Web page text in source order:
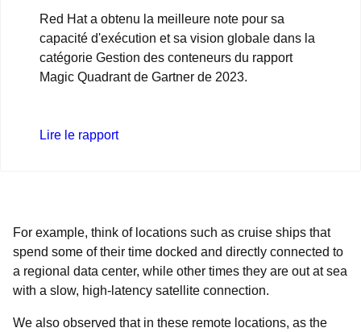
Red Hat a obtenu la meilleure note pour sa
capacité d'exécution et sa vision globale dans la
catégorie Gestion des conteneurs du rapport
Magic Quadrant de Gartner de 2023.
Lire le rapport
For example, think of locations such as cruise ships that
spend some of their time docked and directly connected to
a regional data center, while other times they are out at sea
with a slow, high-latency satellite connection.
We also observed that in these remote locations, as the